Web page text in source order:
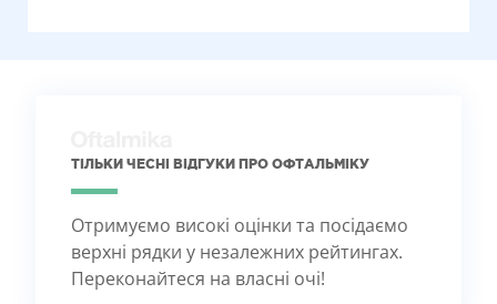
ТІЛЬКИ ЧЕСНІ ВІДГУКИ ПРО ОФТАЛЬМІКУ
Отримуємо високі оцінки та посідаємо
верхні рядки у незалежних рейтингах.
Переконайтеся на власні очі!